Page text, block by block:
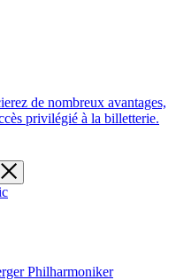
de nombreux avantages,
privilégié à la billetterie.
Philharmoniker